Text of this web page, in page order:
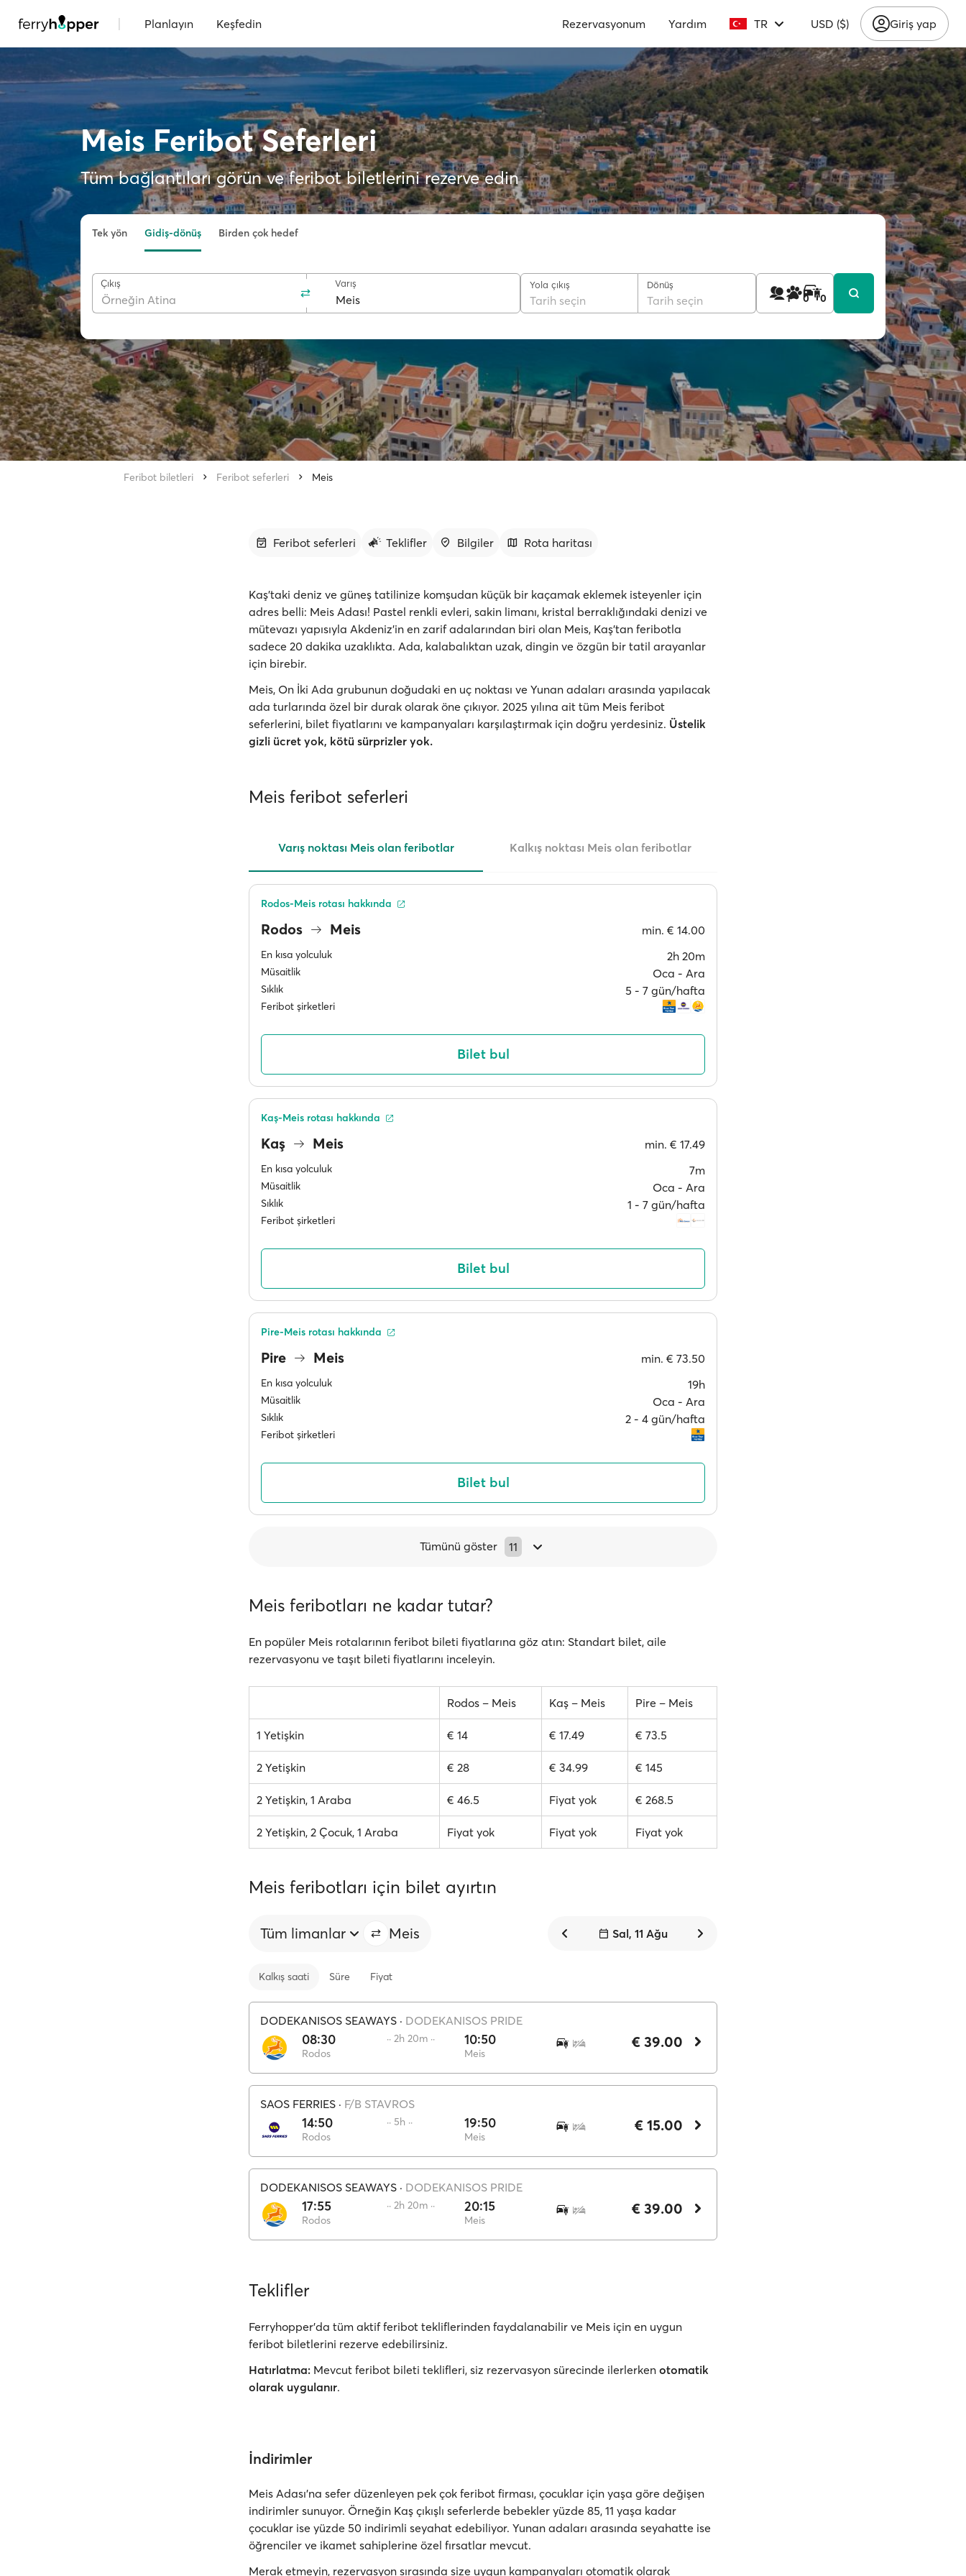
| Planlayın Keşfedin Rezervasyonum Yardım TR USD ($) Giriş yap
Meis Feribot Seferleri
Tüm bağlantıları görün ve feribot biletlerini rezerve edin
Tek yön Gidiş-dönüş Birden çok hedef
Çıkış Varış Yola çıkış
Tarih seçin
Dönüş
Tarih seçin 1 0 0
Feribot biletleri Feribot seferleri Meis
Feribot seferleri Teklifler Bilgiler Rota haritası
Kaş’taki deniz ve güneş tatilinize komşudan küçük bir kaçamak eklemek isteyenler için
adres belli: Meis Adası! Pastel renkli evleri, sakin limanı, kristal berraklığındaki denizi ve
mütevazı yapısıyla Akdeniz’in en zarif adalarından biri olan Meis, Kaş’tan feribotla
sadece 20 dakika uzaklıkta. Ada, kalabalıktan uzak, dingin ve özgün bir tatil arayanlar
için birebir.
Meis, On İki Ada grubunun doğudaki en uç noktası ve Yunan adaları arasında yapılacak
ada turlarında özel bir durak olarak öne çıkıyor. 2025 yılına ait tüm Meis feribot
seferlerini, bilet fiyatlarını ve kampanyaları karşılaştırmak için doğru yerdesiniz. Üstelik
gizli ücret yok, kötü sürprizler yok.
Meis feribot seferleri
Varış noktası Meis olan feribotlar Kalkış noktası Meis olan feribotlar
Rodos Meis min. € 14.00
En kısa yolculuk 2h 20m
Müsaitlik Oca ‐ Ara
Sıklık 5 ‐ 7 gün/hafta
Feribot şirketleri
Rodos-Meis rotası hakkında
Bilet bul
Kaş Meis min. € 17.49
En kısa yolculuk 7m
Müsaitlik Oca ‐ Ara
Sıklık 1 ‐ 7 gün/hafta
Feribot şirketleri
Kaş-Meis rotası hakkında
Bilet bul
Pire Meis min. € 73.50
En kısa yolculuk 19h
Müsaitlik Oca ‐ Ara
Sıklık 2 ‐ 4 gün/hafta
Feribot şirketleri
Pire-Meis rotası hakkında
Bilet bul
Tümünü göster 11
Meis feribotları ne kadar tutar?
En popüler Meis rotalarının feribot bileti fiyatlarına göz atın: Standart bilet, aile
rezervasyonu ve taşıt bileti fiyatlarını inceleyin.
Rodos – Meis Kaş – Meis Pire – Meis
1 Yetişkin € 14 € 17.49 € 73.5
2 Yetişkin € 28 € 34.99 € 145
2 Yetişkin, 1 Araba € 46.5 Fiyat yok € 268.5
2 Yetişkin, 2 Çocuk, 1 Araba Fiyat yok Fiyat yok Fiyat yok
Meis feribotları için bilet ayırtın
Tüm limanlar Meis Sal, 11 Ağu
Kalkış saati Süre Fiyat
DODEKANISOS SEAWAYS · DODEKANISOS PRIDE
08:30
Rodos
·· 2h 20m ·· 10:50
Meis
€ 39.00
SAOS FERRIES · F/B STAVROS
14:50
Rodos
·· 5h ·· 19:50
Meis
€ 15.00
DODEKANISOS SEAWAYS · DODEKANISOS PRIDE
17:55
Rodos
·· 2h 20m ·· 20:15
Meis
€ 39.00
Teklifler
Ferryhopper'da tüm aktif feribot tekliflerinden faydalanabilir ve Meis için en uygun
feribot biletlerini rezerve edebilirsiniz.
Hatırlatma: Mevcut feribot bileti teklifleri, siz rezervasyon sürecinde ilerlerken otomatik
olarak uygulanır.
İndirimler
Meis Adası’na sefer düzenleyen pek çok feribot firması, çocuklar için yaşa göre değişen
indirimler sunuyor. Örneğin Kaş çıkışlı seferlerde bebekler yüzde 85, 11 yaşa kadar
çocuklar ise yüzde 50 indirimli seyahat edebiliyor. Yunan adaları arasında seyahatte ise
öğrenciler ve ikamet sahiplerine özel fırsatlar mevcut.
Merak etmeyin, rezervasyon sırasında size uygun kampanyaları otomatik olarak